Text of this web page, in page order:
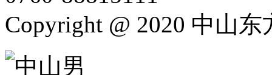
Copyright @ 2020 中山